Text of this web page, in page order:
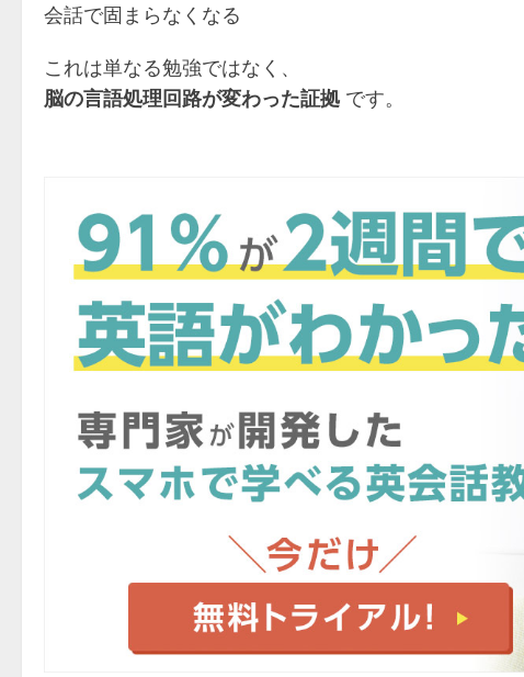
会話で固まらなくなる
これは単なる勉強ではなく、
脳の言語処理回路が変わった証拠 です。